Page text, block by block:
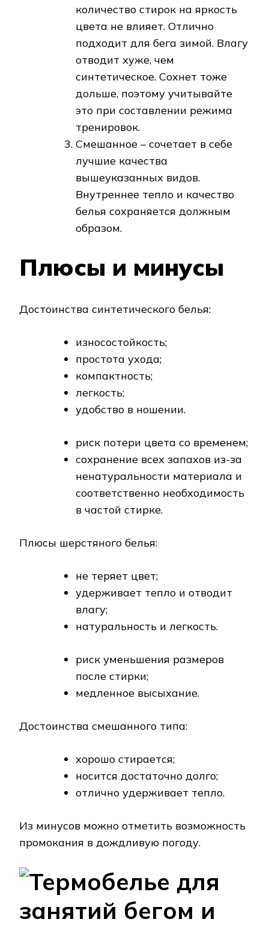
количество стирок на яркость
цвета не влияет. Отлично
подходит для бега зимой. Влагу
отводит хуже, чем
синтетическое. Сохнет тоже
дольше, поэтому учитывайте
это при составлении режима
тренировок.
Смешанное – сочетает в себе
лучшие качества
вышеуказанных видов.
Внутреннее тепло и качество
белья сохраняется должным
образом.
Плюсы и минусы
Достоинства синтетического белья:
износостойкость;
простота ухода;
компактность;
легкость;
удобство в ношении.
риск потери цвета со временем;
сохранение всех запахов из-за
ненатуральности материала и
соответственно необходимость
в частой стирке.
Плюсы шерстяного белья:
не теряет цвет;
удерживает тепло и отводит
влагу;
натуральность и легкость.
риск уменьшения размеров
после стирки;
медленное высыхание.
Достоинства смешанного типа:
хорошо стирается;
носится достаточно долго;
отлично удерживает тепло.
Из минусов можно отметить возможность
промокания в дождливую погоду.